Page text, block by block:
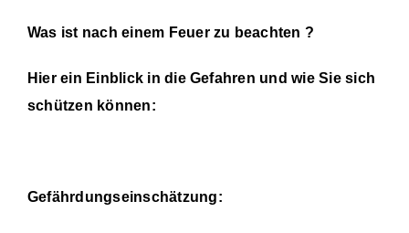
Technik
Was ist nach einem Feuer zu beachten ?
Hier ein Einblick in die Gefahren und wie Sie sich
schützen können:
Gefährdungseinschätzung: